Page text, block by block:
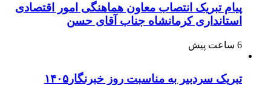
پیام تبریک انتصاب معاون هماهنگی امور اقتصادی
استانداری کرمانشاه جناب آقای حسن
6 ساعت پیش
تبریک سردبیر به مناسبت روز خبرنگار۱۴۰۵